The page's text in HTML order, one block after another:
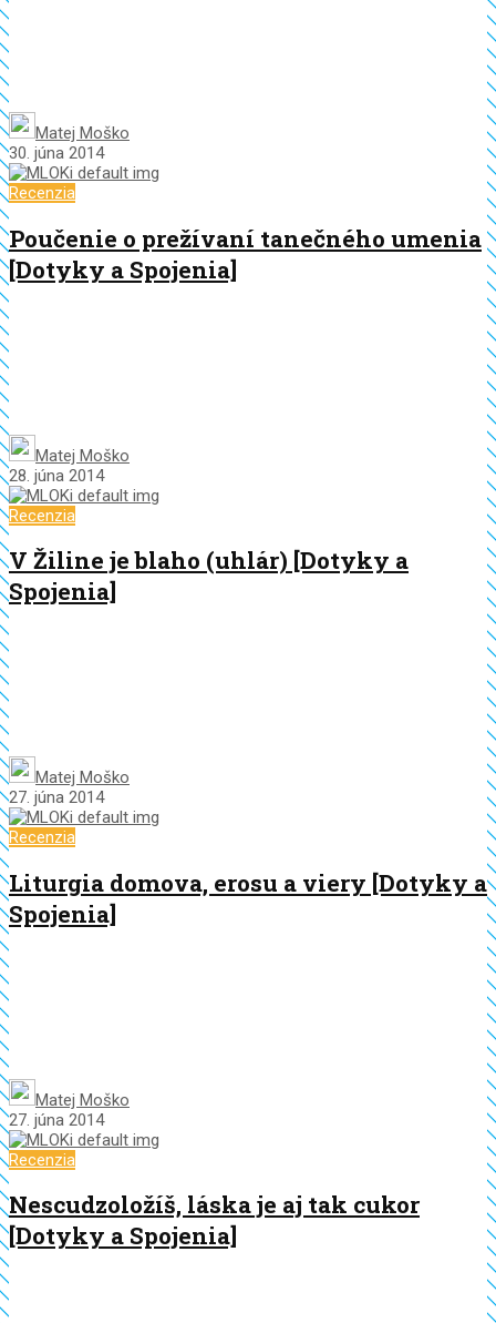
Matej Moško
30. júna 2014
Recenzia
Poučenie o prežívaní tanečného umenia
[Dotyky a Spojenia]
Matej Moško
28. júna 2014
Recenzia
V Žiline je blaho (uhlár) [Dotyky a
Spojenia]
Matej Moško
27. júna 2014
Recenzia
Liturgia domova, erosu a viery [Dotyky a
Spojenia]
Matej Moško
27. júna 2014
Recenzia
Nescudzoložíš, láska je aj tak cukor
[Dotyky a Spojenia]